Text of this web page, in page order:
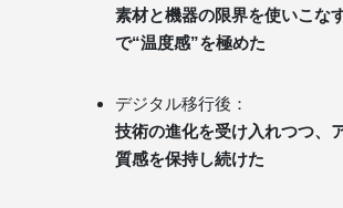
素材と機器の限界を使いこな
で“温度感”を極めた
デジタル移行後：
技術の進化を受け入れつつ、
質感を保持し続けた